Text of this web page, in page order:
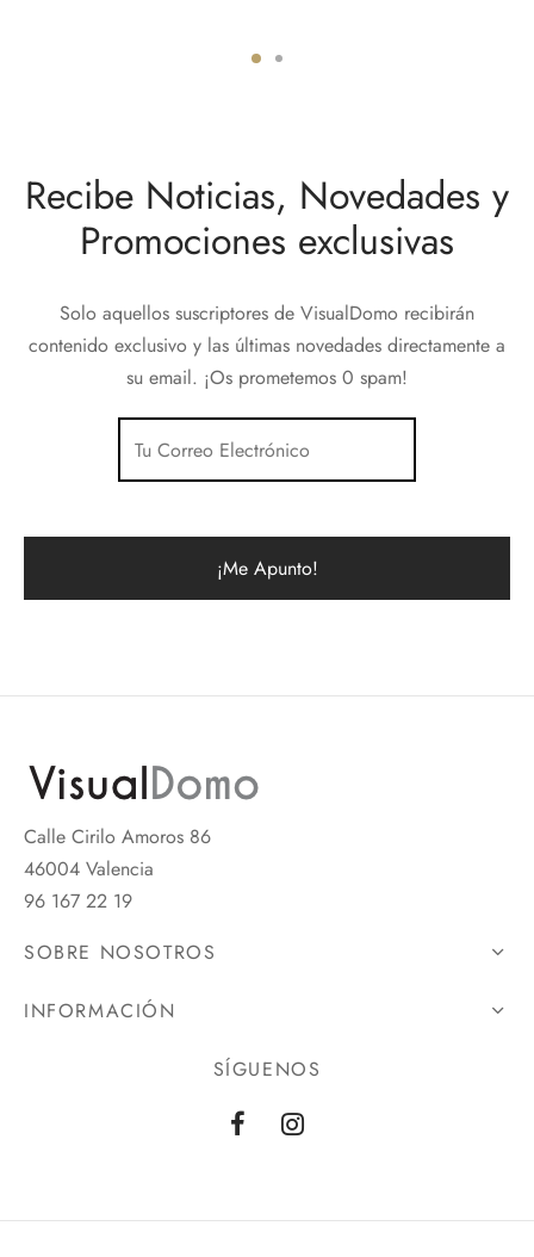
Recibe Noticias, Novedades y
Promociones exclusivas
Solo aquellos suscriptores de VisualDomo recibirán
contenido exclusivo y las últimas novedades directamente a
su email. ¡Os prometemos 0 spam!
Calle Cirilo Amoros 86
46004 Valencia
96 167 22 19
SOBRE NOSOTROS
INFORMACIÓN
SÍGUENOS